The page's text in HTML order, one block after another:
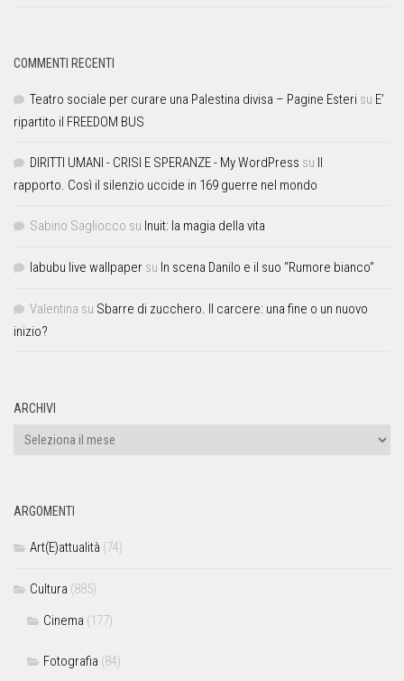
COMMENTI RECENTI
Teatro sociale per curare una Palestina divisa – Pagine Esteri su E’
ripartito il FREEDOM BUS
DIRITTI UMANI - CRISI E SPERANZE - My WordPress su
rapporto. Così il silenzio uccide in 169 guerre nel mondo
Sabino Sagliocco su Inuit: la magia della vita
labubu live wallpaper su In scena Danilo e il suo “Rumore bianco”
Valentina su Sbarre di zucchero. Il carcere: una fine o un nuovo
inizio?
ARCHIVI
ARGOMENTI
Art(E)attualità (74)
Cultura (885)
Cinema (177)
Fotografia (84)